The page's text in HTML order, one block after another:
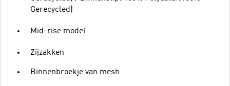
Gerecycled)
Mid-rise model
Zijzakken
Binnenbroekje van mesh